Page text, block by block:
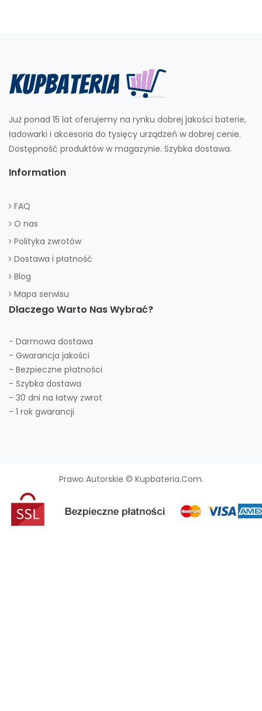
Już ponad 15 lat oferujemy na rynku dobrej jakości baterie,
ładowarki i akcesoria do tysięcy urządzeń w dobrej cenie.
Dostępność produktów w magazynie. Szybka dostawa.
Information
FAQ
O nas
Polityka zwrotów
Dostawa i płatność
Blog
Mapa serwisu
Dlaczego Warto Nas Wybrać?
- Darmowa dostawa
- Gwarancja jakości
- Bezpieczne płatności
- Szybka dostawa
- 30 dni na łatwy zwrot
- 1 rok gwarancji
Prawo Autorskie © Kupbateria.com.